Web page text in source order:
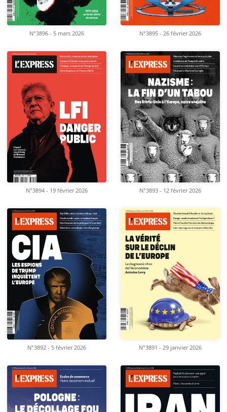
N°3896 - 5 mars 2026 N°3895 - 26 février 2026
N°3894 - 19 février 2026 N°3893 - 12 février 2026
N°3892 - 5 février 2026 N°3891 - 29 janvier 2026